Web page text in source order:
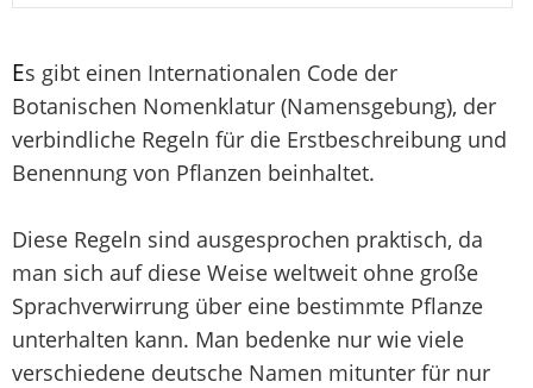
Es gibt einen Internationalen Code der
Botanischen Nomenklatur (Namensgebung), der
verbindliche Regeln für die Erstbeschreibung und
Benennung von Pflanzen beinhaltet.
Diese Regeln sind ausgesprochen praktisch, da
man sich auf diese Weise weltweit ohne große
Sprachverwirrung über eine bestimmte Pflanze
unterhalten kann. Man bedenke nur wie viele
verschiedene deutsche Namen mitunter für nur